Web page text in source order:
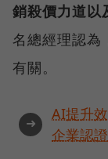
銷殺價力道以
名總經理認為
有關。
➜
AI提升
企業認